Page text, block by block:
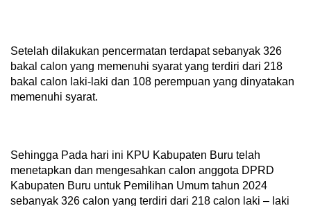
Setelah dilakukan pencermatan terdapat sebanyak 326
bakal calon yang memenuhi syarat yang terdiri dari 218
bakal calon laki-laki dan 108 perempuan yang dinyatakan
memenuhi syarat.
Sehingga Pada hari ini KPU Kabupaten Buru telah
menetapkan dan mengesahkan calon anggota DPRD
Kabupaten Buru untuk Pemilihan Umum tahun 2024
sebanyak 326 calon yang terdiri dari 218 calon laki – laki